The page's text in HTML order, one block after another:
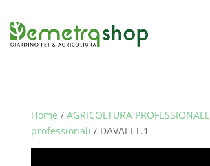
Home / AGRICOLTURA PROFESSIONALE
professionali / DAVAI LT.1